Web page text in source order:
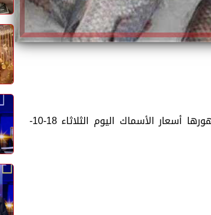
تقدم «الزمان» استمرارًا للخدمات المتنوعة التي تستعرضها لجمهورها أسعار الأسماك اليوم الثلاثاء 18-10-